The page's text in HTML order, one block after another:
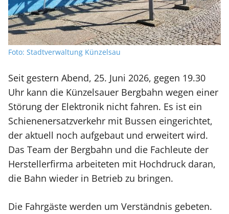
Foto: Stadtverwaltung Künzelsau
Seit gestern Abend, 25. Juni 2026, gegen 19.30
Uhr kann die Künzelsauer Bergbahn wegen einer
Störung der Elektronik nicht fahren. Es ist ein
Schienenersatzverkehr mit Bussen eingerichtet,
der aktuell noch aufgebaut und erweitert wird.
Das Team der Bergbahn und die Fachleute der
Herstellerfirma arbeiteten mit Hochdruck daran,
die Bahn wieder in Betrieb zu bringen.
Die Fahrgäste werden um Verständnis gebeten.